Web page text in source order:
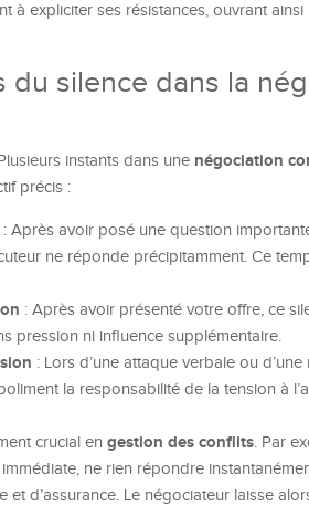
à expliciter ses résistances, ouvrant
du silence dans la
instants dans une négociation
précis :
: Après avoir posé une question
ne réponde précipitamment. Ce
: Après avoir présenté votre offre, ce
pression ni influence supplémentaire.
: Lors d’une attaque verbale ou
la responsabilité de la tension à
crucial en gestion des conflits. Par
ne rien répondre
d’assurance. Le négociateur laisse